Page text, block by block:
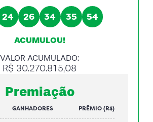
24 26 34 35 54
ACUMULOU!
VALOR ACUMULADO:
R$ 30.270.815,08
Premiação
GANHADORES PRÊMIO (R$)